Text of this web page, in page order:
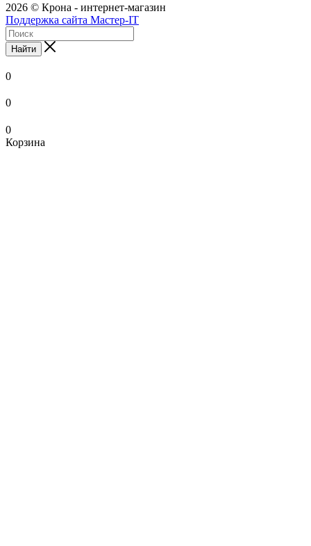
2026 © Крона - интернет-магазин
Поддержка сайта Мастер-IT
Найти
0
0
0
Корзина